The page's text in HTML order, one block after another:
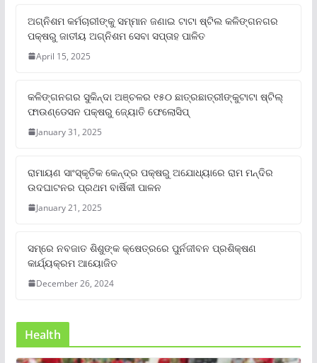
ଅଗ୍ନିଶମ କର୍ମଚାରୀଙ୍କୁ ସମ୍ମାନ ଜଣାଇ ଟାଟା ଷ୍ଟିଲ କଳିଙ୍ଗନଗର
ପକ୍ଷରୁ ଜାତୀୟ ଅଗ୍ନିଶମ ସେବା ସପ୍ତାହ ପାଳିତ
April 15, 2025
କଳିଙ୍ଗନଗର ସୁକିନ୍ଦା ଅଞ୍ଚଳର ୧୫୦ ଛାତ୍ରଛାତ୍ରୀଙ୍କୁଟାଟା ଷ୍ଟିଲ୍
ଫାଉଣ୍ଡେସନ ପକ୍ଷରୁ ଜ୍ୟୋତି ଫେଲୋସିପ୍‌
January 31, 2025
ରାମାୟଣ ସାଂସ୍କୃତିକ କେନ୍ଦ୍ର ପକ୍ଷରୁ ଅଯୋଧ୍ୟାରେ ରାମ ମନ୍ଦିର
ଉଦଘାଟନର ପ୍ରଥମ ବାର୍ଷିକୀ ପାଳନ
January 21, 2025
ସମ୍‌ରେ ନବଜାତ ଶିଶୁଙ୍କ କ୍ଷେତ୍ରରେ ପୁର୍ନଜୀବନ ପ୍ରଶିକ୍ଷଣ
କାର୍ଯ୍ୟକ୍ରମ ଆୟୋଜିତ
December 26, 2024
Health